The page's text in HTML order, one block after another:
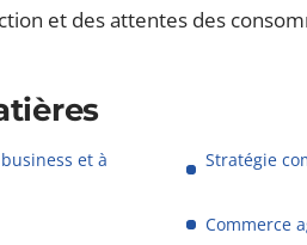
et des attentes des
et à
Stratégie
Commerce